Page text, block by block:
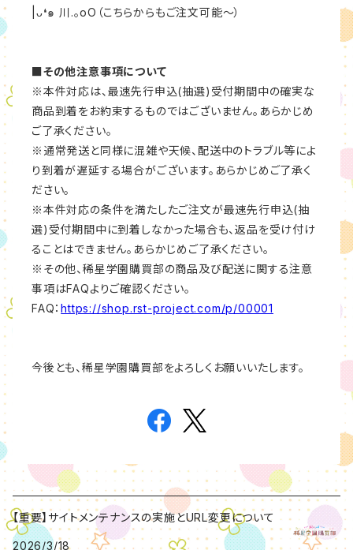
|ᴗ❛๑ 川.｡oO（こちらからもご注文可能～）
■その他注意事項について
※本件対応は、最速先行申込(抽選)受付期間中の確実な
商品到着をお約束するものではございません。あらかじめ
ご了承ください。
※通常発送と同様に混雑や天候、配送中のトラブル等によ
り到着が遅延する場合がございます。あらかじめご了承く
ださい。
※本件対応の条件を満たしたご注文が最速先行申込(抽
選)受付期間中に到着しなかった場合も、返品を受け付け
ることはできません。あらかじめご了承ください。
※その他、稀星学園購買部の商品及び配送に関する注意
事項はFAQよりご確認ください。
FAQ：https://shop.rst-project.com/p/00001
今後とも、稀星学園購買部をよろしくお願いいたします。
【重要】サイトメンテナンスの実施とURL変更について
2026/3/18